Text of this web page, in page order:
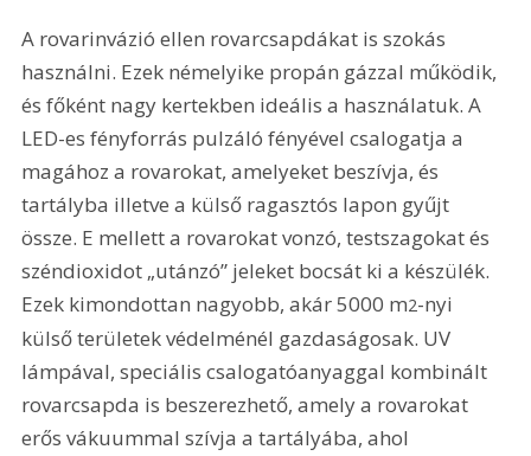
A rovarinvázió ellen rovarcsapdákat is szokás
használni. Ezek némelyike propán gázzal működik,
és főként nagy kertekben ideális a használatuk. A
LED-es fényforrás pulzáló fényével csalogatja a
magához a rovarokat, amelyeket beszívja, és
tartályba illetve a külső ragasztós lapon gyűjt
össze. E mellett a rovarokat vonzó, testszagokat és
széndioxidot „utánzó” jeleket bocsát ki a készülék.
Ezek kimondottan nagyobb, akár 5000 m2-nyi
külső területek védelménél gazdaságosak. UV
lámpával, speciális csalogatóanyaggal kombinált
rovarcsapda is beszerezhető, amely a rovarokat
erős vákuummal szívja a tartályába, ahol